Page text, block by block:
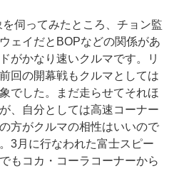
伺ってみたところ、チョン監
ェイだとBOPなどの関係があ
がかなり速いクルマです。リ
回の開幕戦もクルマとしては
でした。まだ走らせてそれほ
、自分としては高速コーナー
方がクルマの相性はいいので
3月に行なわれた富士スピー
もコカ・コーラコーナーから